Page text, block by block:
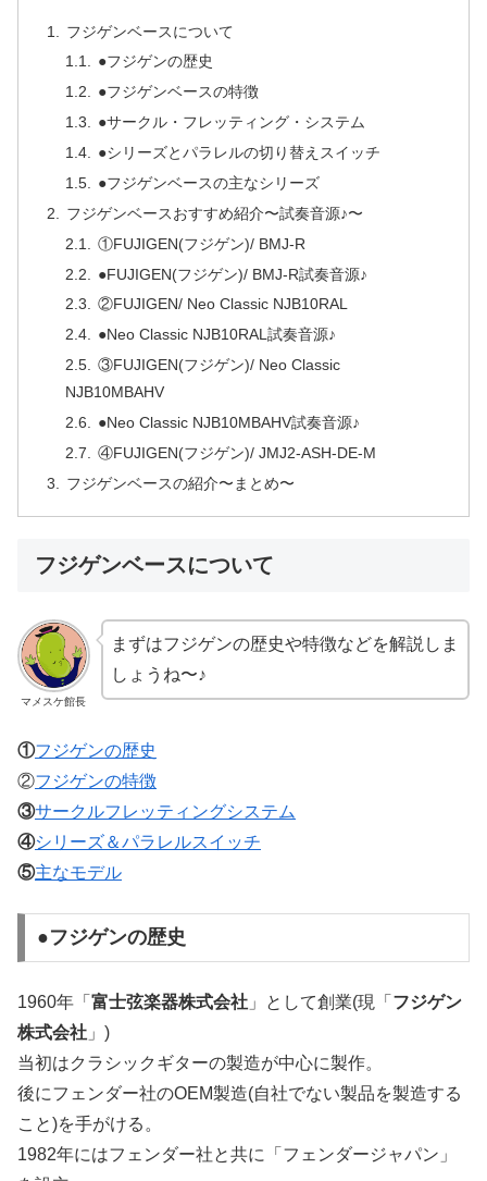
フジゲンベースについて
●フジゲンの歴史
●フジゲンベースの特徴
●サークル・フレッティング・システム
●シリーズとパラレルの切り替えスイッチ
●フジゲンベースの主なシリーズ
フジゲンベースおすすめ紹介〜試奏音源♪〜
①FUJIGEN(フジゲン)/ BMJ-R
●FUJIGEN(フジゲン)/ BMJ-R試奏音源♪
②FUJIGEN/ Neo Classic NJB10RAL
●Neo Classic NJB10RAL試奏音源♪
③FUJIGEN(フジゲン)/ Neo Classic
NJB10MBAHV
●Neo Classic NJB10MBAHV試奏音源♪
④FUJIGEN(フジゲン)/ JMJ2-ASH-DE-M
フジゲンベースの紹介〜まとめ〜
フジゲンベースについて
マメスケ館長
まずはフジゲンの歴史や特徴などを解説しま
しょうね〜♪
①フジゲンの歴史
②フジゲンの特徴
③サークルフレッティングシステム
④シリーズ＆パラレルスイッチ
⑤主なモデル
●フジゲンの歴史
1960年「 富士弦楽器株式会社 」として創業(現「 フジゲン
株式会社 」)
当初はクラシックギターの製造が中心に製作。
後にフェンダー社のOEM製造(自社でない製品を製造する
こと)を手がける。
1982年にはフェンダー社と共に「フェンダージャパン」